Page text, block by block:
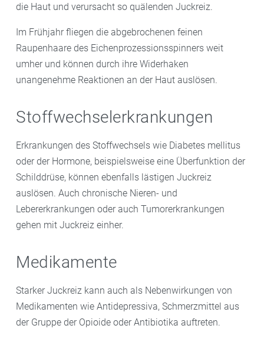
die Haut und verursacht so quälenden Juckreiz.
Im Frühjahr fliegen die abgebrochenen feinen
Raupenhaare des Eichenprozessionsspinners weit
umher und können durch ihre Widerhaken
unangenehme Reaktionen an der Haut auslösen.
Stoffwechselerkrankungen
Erkrankungen des Stoffwechsels wie Diabetes mellitus
oder der Hormone, beispielsweise eine Überfunktion der
Schilddrüse, können ebenfalls lästigen Juckreiz
auslösen. Auch chronische Nieren- und
Lebererkrankungen oder auch Tumorerkrankungen
gehen mit Juckreiz einher.
Medikamente
Starker Juckreiz kann auch als Nebenwirkungen von
Medikamenten wie Antidepressiva, Schmerzmittel aus
der Gruppe der Opioide oder Antibiotika auftreten.